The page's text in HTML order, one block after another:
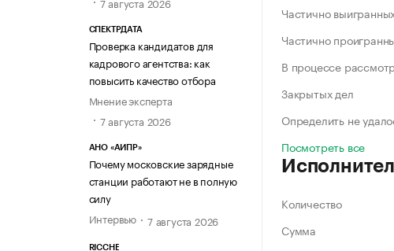
СПЕКТРДАТА
Проверка кандидатов для
кадрового агентства: как
повысить качество отбора
Мнение эксперта
7 августа 2026
АНО «АИПР»
Почему московские зарядные
станции работают не в полную
силу
Интервью
7 августа 2026
RICCHE
Частично
Частично
В процессе
Закрытых дел
Определить не
Посмотреть все
Количество
Сумма